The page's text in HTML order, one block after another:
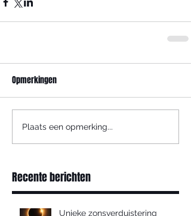
Opmerkingen
Plaats een opmerking...
Recente berichten
Unieke zonsverduistering